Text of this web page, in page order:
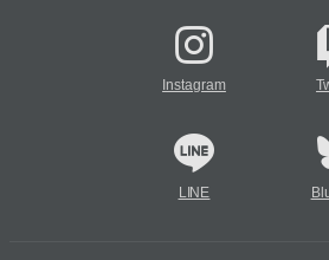
Instagram
LINE